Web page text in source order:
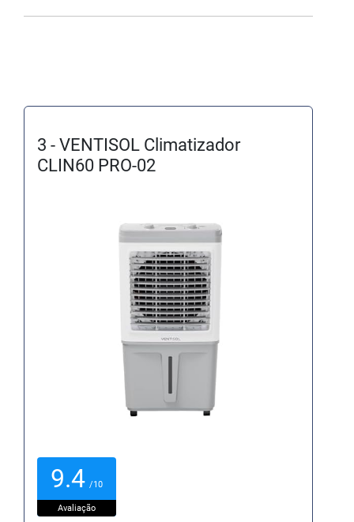
3 - VENTISOL Climatizador
CLIN60 PRO-02
9.4 /10
Avaliação